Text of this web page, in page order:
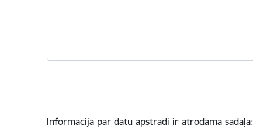
Informācija par datu apstrādi ir atrodama sadaļā: